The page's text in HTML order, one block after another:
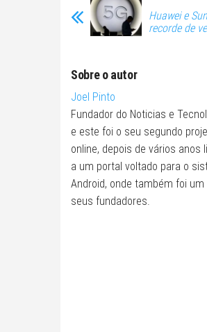
Huawei e
recorde de
Sobre o autor
Joel Pinto
Fundador do Noticias e
e este foi o seu segundo
online, depois de vários anos
a um portal voltado para o
Android, onde também foi um
seus fundadores.